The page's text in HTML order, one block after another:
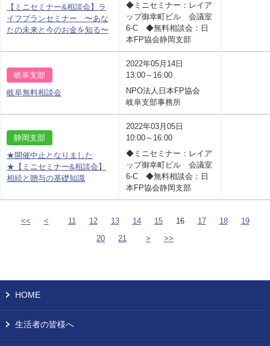
【ミニセミナー&相談会】ラ
イフプランセミナー 〜あな
たの未来と今のお金を知る〜
◆ミニセミナー：レイア
ップ御幸町ビル 会議室
6-C ◆無料相談会：日
本FP協会静岡支部
岐阜支部
岐阜無料相談会
2022年05月14日
13:00～16:00
NPO法人日本FP協会
岐阜支部事務所
静岡支部
★開催中止となりました
★【ミニセミナー&相談会】
相続と贈与の基礎知識
2022年03月05日
10:00～16:00
◆ミニセミナー：レイア
ップ御幸町ビル 会議室
6-C ◆無料相談会：日
本FP協会静岡支部
<< < 11 12 13 14 15 16 17 18
19
20
21 > >>
HOME
生活者の皆様へ